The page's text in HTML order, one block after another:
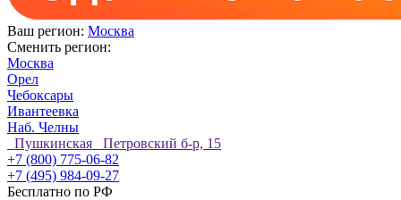
Ваш регион: Москва
Сменить регион:
Москва
Орел
Чебоксары
Ивантеевка
Наб. Челны
Пушкинская Петровский б-р, 15
+7 (800) 775-06-82
+7 (495) 984-09-27
Бесплатно по РФ